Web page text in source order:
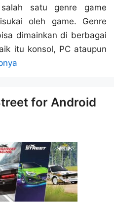
satu genre game
oleh game. Genre
dimainkan di berbagai
itu konsol, PC ataupun
for Android